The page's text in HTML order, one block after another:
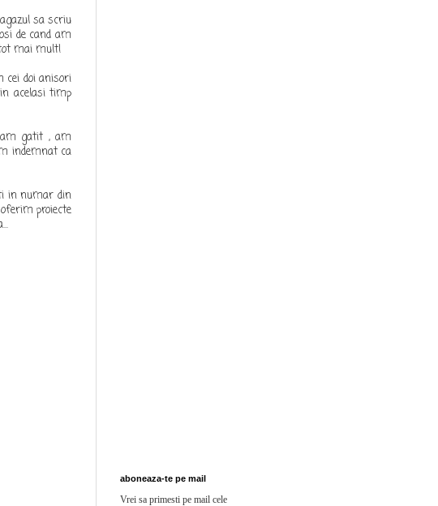
sa scriu
de cand am
mai mult!
cei doi anisori
acelasi timp
gatit , am
indemnat ca
in numar din
proiecte
aboneaza-te pe mail
Vrei sa primesti pe mail cele